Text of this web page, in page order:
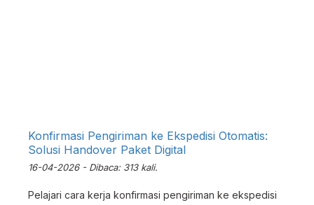
Konfirmasi Pengiriman ke Ekspedisi Otomatis:
Solusi Handover Paket Digital
16-04-2026 - Dibaca: 313 kali.
Pelajari cara kerja konfirmasi pengiriman ke ekspedisi